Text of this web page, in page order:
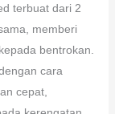
terbuat dari 2
memberi
bentrokan.
cara
cepat,